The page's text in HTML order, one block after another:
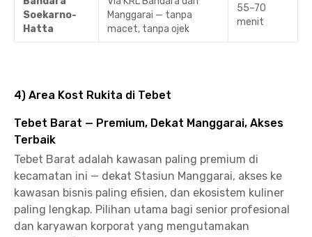
Soekarno-
Hatta
Manggarai — tanpa
macet, tanpa ojek
55–70
menit
4) Area Kost Rukita di Tebet
Tebet Barat — Premium, Dekat Manggarai, Akses
Terbaik
Tebet Barat adalah kawasan paling premium di
kecamatan ini — dekat Stasiun Manggarai, akses ke
kawasan bisnis paling efisien, dan ekosistem kuliner
paling lengkap. Pilihan utama bagi senior profesional
dan karyawan korporat yang mengutamakan